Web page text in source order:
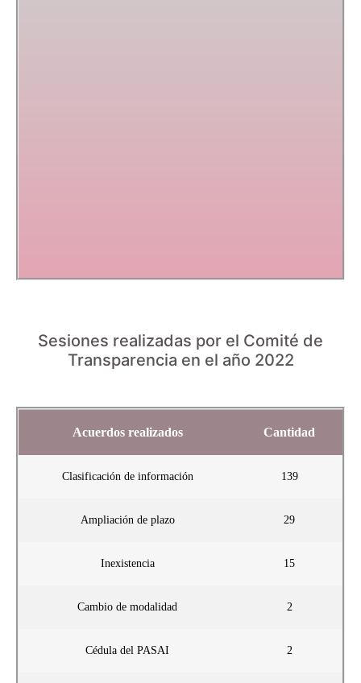
Sesiones realizadas por el Comité de
Transparencia en el año 2022
Acuerdos realizados Cantidad
Clasificación de información 139
Ampliación de plazo 29
Inexistencia 15
Cambio de modalidad 2
Cédula del PASAI 2